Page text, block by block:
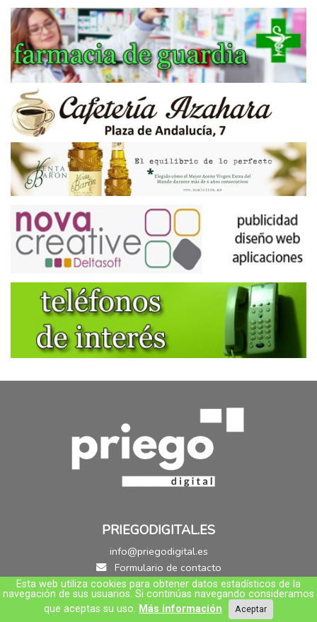
PRIEGODIGITAL.ES
info@priegodigital.es
Formulario de contacto
Redes Sociales
Esta web utiliza cookies para obtener datos estadísticos de la
navegación de sus usuarios. Si continúas navegando consideramos
que aceptas su uso. Más información Aceptar